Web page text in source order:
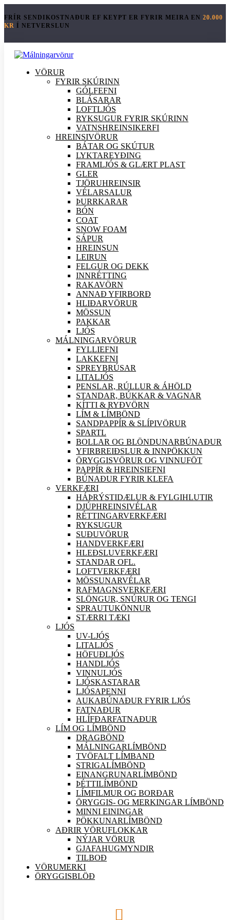
FRÍR SENDIKOSTNAÐUR EF KEYPT ER FYRIR MEIRA EN 20.000
KR Í NETVERSLUN
VÖRUR
FYRIR SKÚRINN
GÓLFEFNI
BLÁSARAR
LOFTLJÓS
RYKSUGUR FYRIR SKÚRINN
VATNSHREINSIKERFI
HREINSIVÖRUR
BÁTAR OG SKÚTUR
LYKTAREYÐING
FRAMLJÓS & GLÆRT PLAST
GLER
TJÖRUHREINSIR
VÉLARSALUR
ÞURRKARAR
BÓN
COAT
SNOW FOAM
SÁPUR
HREINSUN
LEIRUN
FELGUR OG DEKK
INNRÉTTING
RAKAVÖRN
ANNAÐ YFIRBORÐ
HLIÐARVÖRUR
MÖSSUN
PAKKAR
LJÓS
MÁLNINGARVÖRUR
FYLLIEFNI
LAKKEFNI
SPREYBRÚSAR
LITALJÓS
PENSLAR, RÚLLUR & ÁHÖLD
STANDAR, BÚKKAR & VAGNAR
KÍTTI & RYÐVÖRN
LÍM & LÍMBÖND
SANDPAPPÍR & SLÍPIVÖRUR
SPARTL
BOLLAR OG BLÖNDUNARBÚNAÐUR
YFIRBREIÐSLUR & INNPÖKKUN
ÖRYGGISVÖRUR OG VINNUFÖT
PAPPÍR & HREINSIEFNI
BÚNAÐUR FYRIR KLEFA
VERKFÆRI
HÁÞRÝSTIDÆLUR & FYLGIHLUTIR
DJÚPHREINSIVÉLAR
RÉTTINGARVERKFÆRI
RYKSUGUR
SUÐUVÖRUR
HANDVERKFÆRI
HLEÐSLUVERKFÆRI
STANDAR OFL.
LOFTVERKFÆRI
MÖSSUNARVÉLAR
RAFMAGNSVERKFÆRI
SLÖNGUR, SNÚRUR OG TENGI
SPRAUTUKÖNNUR
STÆRRI TÆKI
LJÓS
UV-LJÓS
LITALJÓS
HÖFUÐLJÓS
HANDLJÓS
VINNULJÓS
LJÓSKASTARAR
LJÓSAPENNI
AUKABÚNAÐUR FYRIR LJÓS
FATNAÐUR
HLÍFÐARFATNAÐUR
LÍM OG LÍMBÖND
DRAGBÖND
MÁLNINGARLÍMBÖND
TVÖFALT LÍMBAND
STRIGALÍMBÖND
EINANGRUNARLÍMBÖND
ÞÉTTILÍMBÖND
LÍMFILMUR OG BORÐAR
ÖRYGGIS- OG MERKINGAR LÍMBÖND
MINNI EININGAR
PÖKKUNARLÍMBÖND
AÐRIR VÖRUFLOKKAR
NÝJAR VÖRUR
GJAFAHUGMYNDIR
TILBOÐ
VÖRUMERKI
ÖRYGGISBLÖÐ
